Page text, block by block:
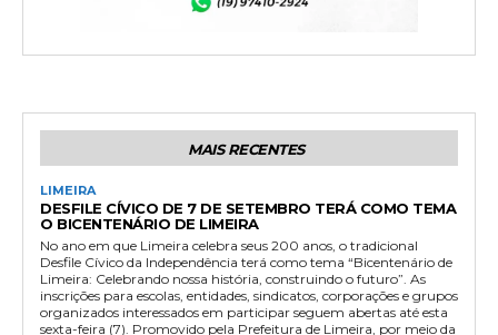
MAIS RECENTES
LIMEIRA
DESFILE CÍVICO DE 7 DE SETEMBRO TERÁ COMO TEMA
O BICENTENÁRIO DE LIMEIRA
No ano em que Limeira celebra seus 200 anos, o tradicional
Desfile Cívico da Independência terá como tema “Bicentenário de
Limeira: Celebrando nossa história, construindo o futuro”. As
inscrições para escolas, entidades, sindicatos, corporações e grupos
organizados interessados em participar seguem abertas até esta
sexta-feira (7). Promovido pela Prefeitura de Limeira, por meio da